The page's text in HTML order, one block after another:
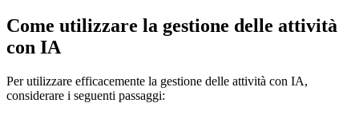
Come utilizzare la gestione delle attività
con IA
Per utilizzare efficacemente la gestione delle attività con IA,
considerare i seguenti passaggi: